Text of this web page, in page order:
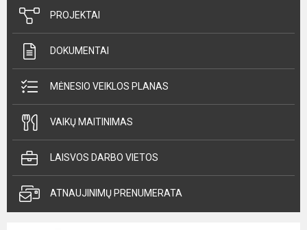
PROJEKTAI
DOKUMENTAI
MĖNESIO VEIKLOS PLANAS
VAIKŲ MAITINIMAS
LAISVOS DARBO VIETOS
ATNAUJINIMŲ PRENUMERATA